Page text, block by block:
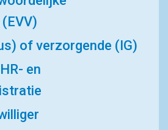
of verzorgende (IG)
en